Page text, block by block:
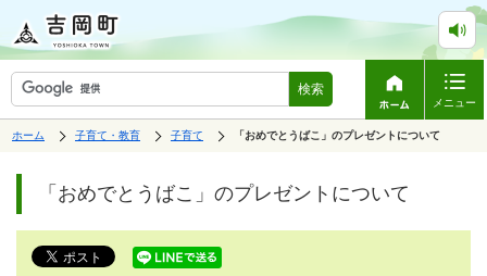
検索
メニュー
表
は、
ホーム
の
中
子育て・教育
の
中
子育て
の「おめでとうばこ」のプレゼントについて
す。
ジ
の
「おめでとうばこ」のプレゼントについて